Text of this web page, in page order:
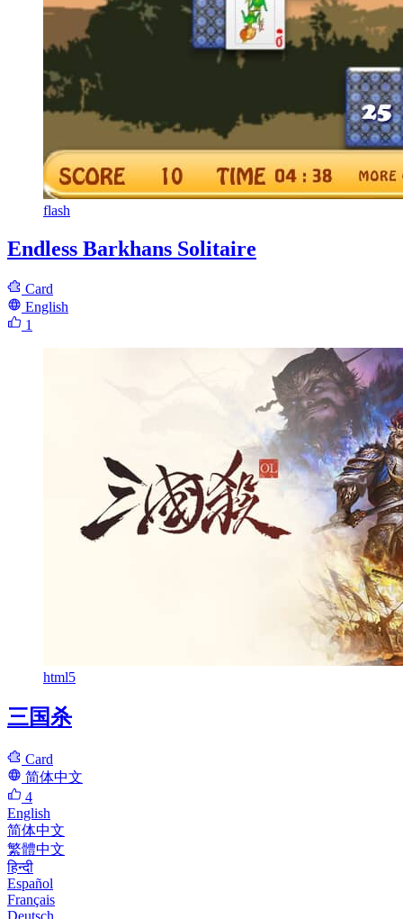
flash
Endless Barkhans Solitaire
Card
English
1
html5
三国杀
Card
简体中文
4
English
简体中文
繁體中文
हिन्दी
Español
Français